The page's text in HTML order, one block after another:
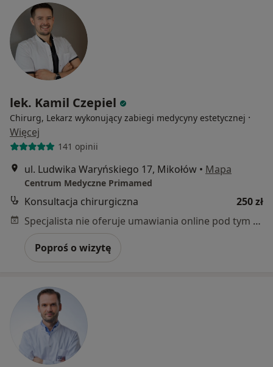
lek. Kamil Czepiel
Chirurg, Lekarz wykonujący zabiegi medycyny estetycznej ·
Więcej
141 opinii
ul. Ludwika Waryńskiego 17, Mikołów • Mapa
Centrum Medyczne Primamed
Konsultacja chirurgiczna
250 zł
Specjalista nie oferuje umawiania online pod tym adresem.
Poproś o wizytę